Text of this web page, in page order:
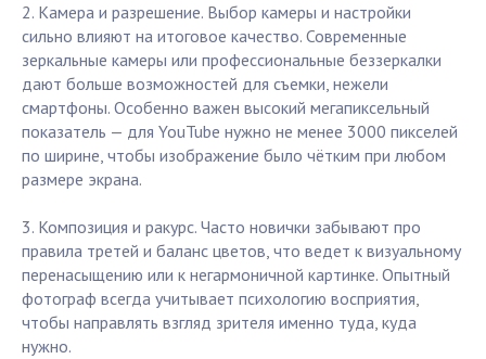
2. Камера и разрешение. Выбор камеры и настройки
сильно влияют на итоговое качество. Современные
зеркальные камеры или профессиональные беззеркалки
дают больше возможностей для съемки, нежели
смартфоны. Особенно важен высокий мегапиксельный
показатель — для YouTube нужно не менее 3000 пикселей
по ширине, чтобы изображение было чётким при любом
размере экрана.
3. Композиция и ракурс. Часто новички забывают про
правила третей и баланс цветов, что ведет к визуальному
перенасыщению или к негармоничной картинке. Опытный
фотограф всегда учитывает психологию восприятия,
чтобы направлять взгляд зрителя именно туда, куда
нужно.